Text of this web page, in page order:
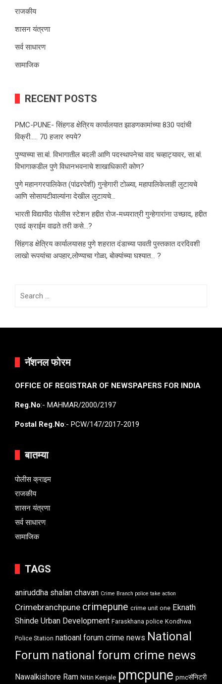
राजकीय
शासन यंत्रणा
सर्व साधारण
सामाजिक
RECENT POSTS
PMC-PUNE- सिंहगड क्षेत्रिय कार्यालयात झाडणकामांच्या 830 पदांची
विक्री….. 70 हजार रुपये?
पुण्याच्या सा.बां. विभागातील बदली आणि पदस्थापनेचा वाद चव्हाट्यावर, सा.बां.
विभागाकडील पुणे विधानभवनाचे शाखाधिकारी कोण?
पुणे महानगरपालिकेत (पांढरपेशी) गुन्हेगारी टोळ्या, महापालिकेलाही लुटायचे
आणि सोसायटीवाल्यांना देखील लुटायचे…
भारती विद्यापीठ पोलीस स्टेशन हद्दीत रोज-मध्यरात्री गुन्हेगारांना उच्छाद, हद्दीत
एवढं क्राईम वाढते तरी कसे…?
सिंहगड क्षेत्रिय कार्यालयासह पुणे शहरात दंडाच्या पावती पुस्तकात दरदिवशी
लाखो रूपयांचा अपहार,लोण्याचा गोळा, बोक्यांच्या घश्यात… ?
नॅशनल फोरम
OFFICE OF REGISTRAR OF NEWSPAPERS FOR INDIA
Reg.No:- MAHMAR/2000/2197
Postal Reg.No:- PCW/147/2017-2019
बातम्या
पोलीस क्राइम
राजकीय
शासन यंत्रणा
सर्व साधारण
सामाजिक
TAGS
aniruddha shalan chavan Crime Branch police take action
Crimebranchpune crimepune crime unit one Eknath
Shinde Urban Development Faraskhana police Kondhwa
Police Station natioanl forum crime news National
Forum national forum crime news
Nawalkishore Ram Nitin Kenjale pmcpune pmcसॅनिटरी